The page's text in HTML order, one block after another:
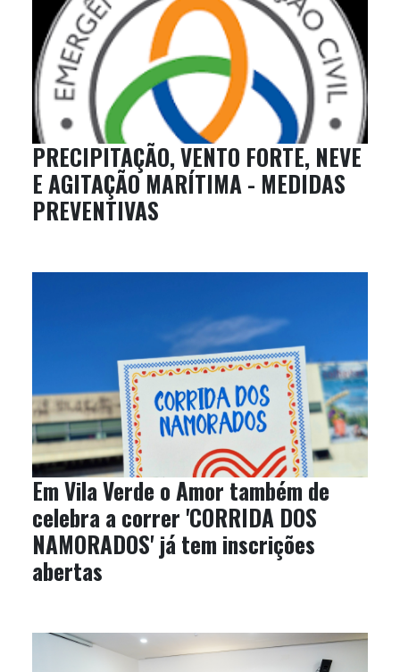
PRECIPITAÇÃO, VENTO FORTE, NEVE
E AGITAÇÃO MARÍTIMA - MEDIDAS
PREVENTIVAS
Em Vila Verde o Amor também de
celebra a correr 'CORRIDA DOS
NAMORADOS' já tem inscrições
abertas